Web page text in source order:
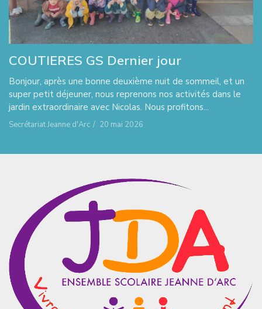
COUTIERES GS Dernier jour
Bonjour, après une bonne deuxième nuit de sommeil, et un
super petit déjeuner, nous reprenons nos activités dans le
jardin extraordinaire avec Nicolas. Nous profitons...
Secrétariat Jeanne d'Arc / 20 mai 2026